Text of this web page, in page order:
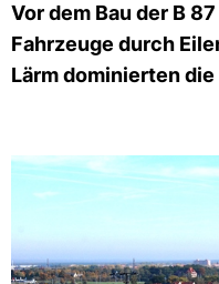
Vor dem Bau der B
Fahrzeuge durch
Lärm dominierten